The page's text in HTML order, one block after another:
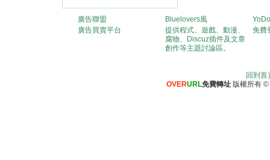
廣告聯盟
廣告買賣平台
Bluelovers風
提供程式、遊戲、動漫、
腐物、Discuz插件及文章
創作等主題討論區。
免費
回到首
OVERURL免費轉址 版權所有 ©